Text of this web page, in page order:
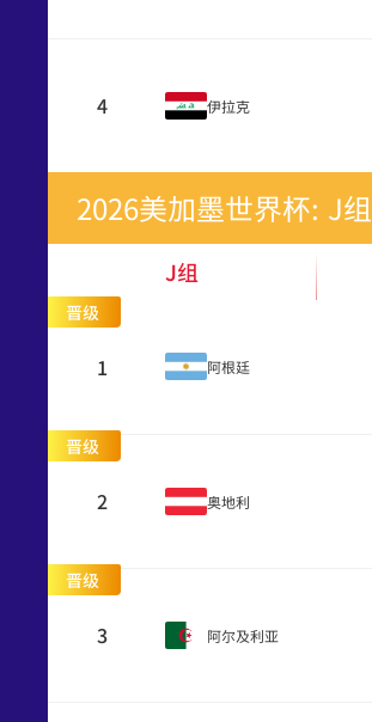
4 伊拉克
2026美加墨世界杯: J组
J组
1
晋级
阿根廷
2
晋级
奥地利
3
晋级
阿尔及利亚